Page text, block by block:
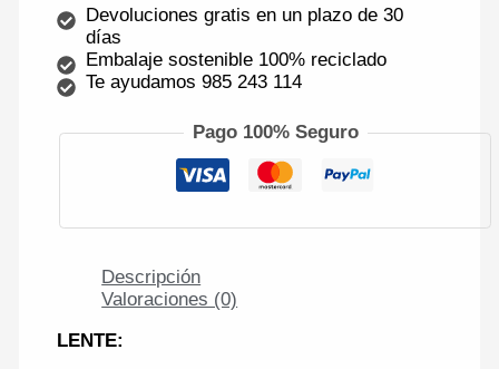
Devoluciones gratis en un plazo de 30
días
Embalaje sostenible 100% reciclado
Te ayudamos 985 243 114
Pago 100% Seguro
Descripción
Valoraciones (0)
LENTE: